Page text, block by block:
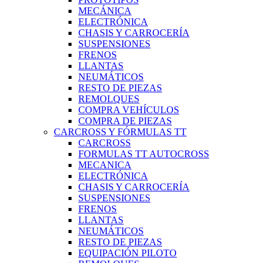
MECÁNICA
ELECTRÓNICA
CHASIS Y CARROCERÍA
SUSPENSIONES
FRENOS
LLANTAS
NEUMÁTICOS
RESTO DE PIEZAS
REMOLQUES
COMPRA VEHÍCULOS
COMPRA DE PIEZAS
CARCROSS Y FÓRMULAS TT
CARCROSS
FORMULAS TT AUTOCROSS
MECANICA
ELECTRÓNICA
CHASIS Y CARROCERÍA
SUSPENSIONES
FRENOS
LLANTAS
NEUMÁTICOS
RESTO DE PIEZAS
EQUIPACIÓN PILOTO